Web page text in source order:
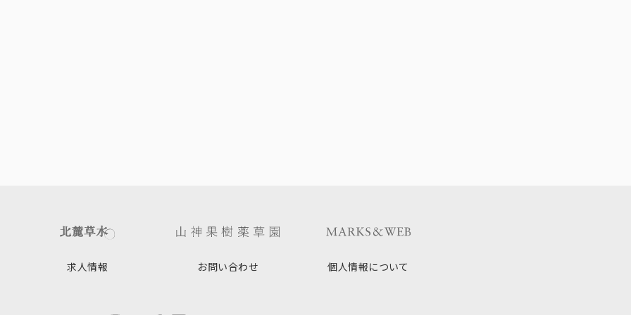
求人情報 お問い合わせ 個人情報について